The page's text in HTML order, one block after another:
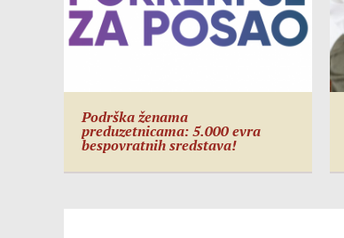
Podrška ženama
preduzetnicama: 5.000 evra
bespovratnih sredstava!